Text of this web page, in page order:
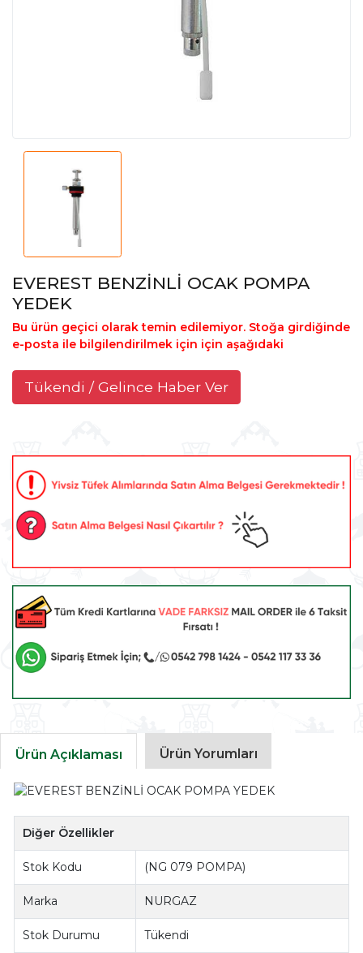
EVEREST BENZİNLİ OCAK POMPA
YEDEK
Bu ürün geçici olarak temin edilemiyor. Stoğa girdiğinde
e-posta ile bilgilendirilmek için için aşağıdaki
Tükendi / Gelince Haber Ver
Ürün Açıklaması Ürün Yorumları
Diğer Özellikler
Stok Kodu (NG 079 POMPA)
Marka NURGAZ
Stok Durumu Tükendi